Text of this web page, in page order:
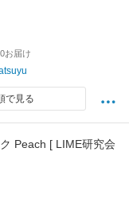
お届け
で見る
Peach [ LIME研究会